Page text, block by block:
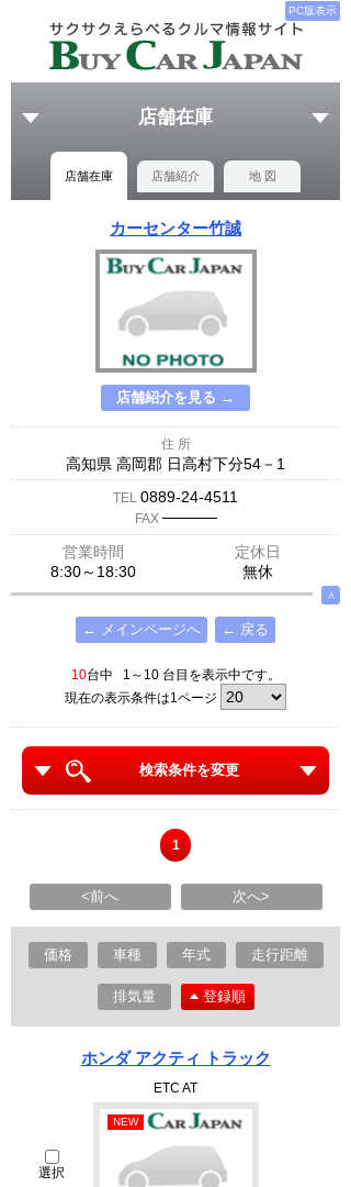
PC版表示
店舗在庫
店舗在庫 店舗紹介 地 図
カーセンター竹誠
店舗紹介を見る →
住 所
高知県 高岡郡 日高村下分54－1
TEL 0889-24-4511
FAX ─────
営業時間
定休日
8:30～18:30
無休
∧
← メインページへ ← 戻る
10台中 1～10 台目を表示中です。
現在の表示条件は1ページ
検索条件を変更
1
<前へ 次へ>
価格 車種 年式 走行距離
排気量 登録順
ホンダ アクティ トラック
ETC AT
選択
NEW